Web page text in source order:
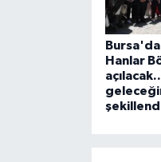
Hanlar